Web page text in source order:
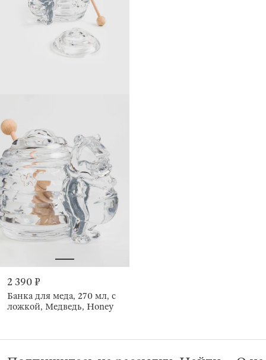
2 390 ₽
Банка для меда, 270 мл, с
ложкой, Медведь, Honey